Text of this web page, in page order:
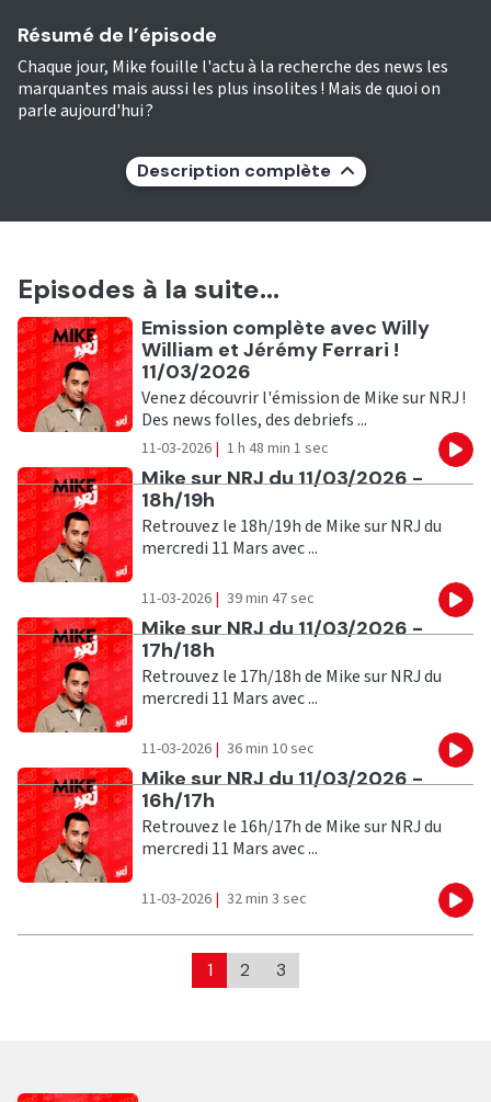
Résumé de l’épisode
Chaque jour, Mike fouille l'actu à la recherche des news les
marquantes mais aussi les plus insolites ! Mais de quoi on
parle aujourd'hui ?
Description complète
Episodes à la suite...
Ecouter
Emission complète avec Willy
William et Jérémy Ferrari !
11/03/2026
Venez découvrir l'émission de Mike sur NRJ !
Des news folles, des debriefs ...
11-03-2026 | 1 h 48 min 1 sec
Ecouter
Mike sur NRJ du 11/03/2026 -
18h/19h
Retrouvez le 18h/19h de Mike sur NRJ du
mercredi 11 Mars avec ...
11-03-2026 | 39 min 47 sec
Ecouter
Mike sur NRJ du 11/03/2026 -
17h/18h
Retrouvez le 17h/18h de Mike sur NRJ du
mercredi 11 Mars avec ...
11-03-2026 | 36 min 10 sec
Ecouter
Mike sur NRJ du 11/03/2026 -
16h/17h
Retrouvez le 16h/17h de Mike sur NRJ du
mercredi 11 Mars avec ...
11-03-2026 | 32 min 3 sec
1 2 3